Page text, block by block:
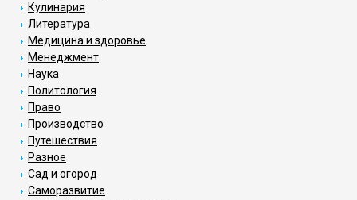
Кулинария
Литература
Медицина и здоровье
Менеджмент
Наука
Политология
Право
Производство
Путешествия
Разное
Сад и огород
Саморазвитие